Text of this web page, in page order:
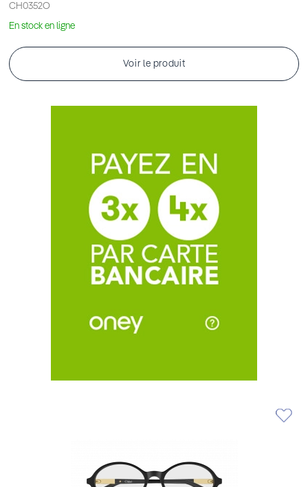
CH0352O
En stock en ligne
Voir le produit